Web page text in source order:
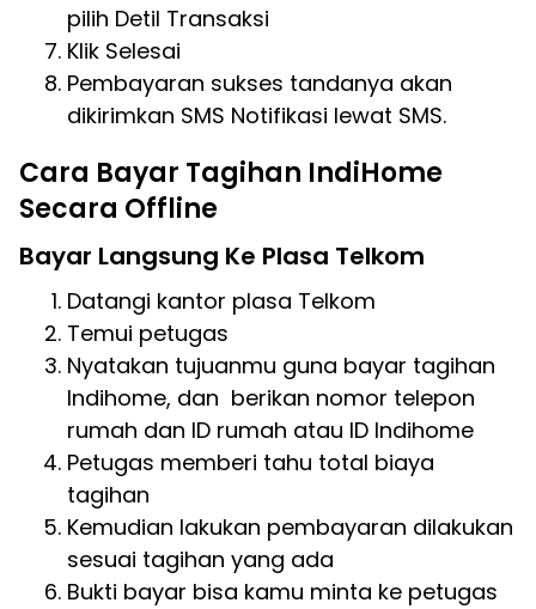
pilih Detil Transaksi
Klik Selesai
Pembayaran sukses tandanya akan
dikirimkan SMS Notifikasi lewat SMS.
Cara Bayar Tagihan IndiHome
Secara Offline
Bayar Langsung Ke Plasa Telkom
Datangi kantor plasa Telkom
Temui petugas
Nyatakan tujuanmu guna bayar tagihan
Indihome, dan berikan nomor telepon
rumah dan ID rumah atau ID Indihome
Petugas memberi tahu total biaya
tagihan
Kemudian lakukan pembayaran dilakukan
sesuai tagihan yang ada
Bukti bayar bisa kamu minta ke petugas